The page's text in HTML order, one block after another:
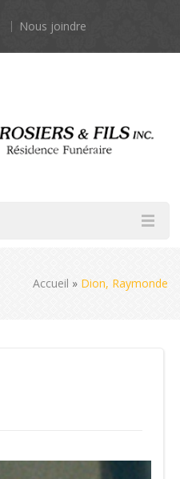
Nous joindre
Accueil » Dion, Raymonde